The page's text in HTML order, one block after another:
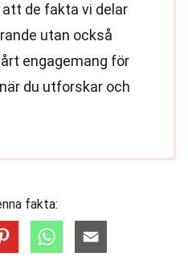
de fakta vi delar
utan också
engagemang för
du utforskar och
fakta: